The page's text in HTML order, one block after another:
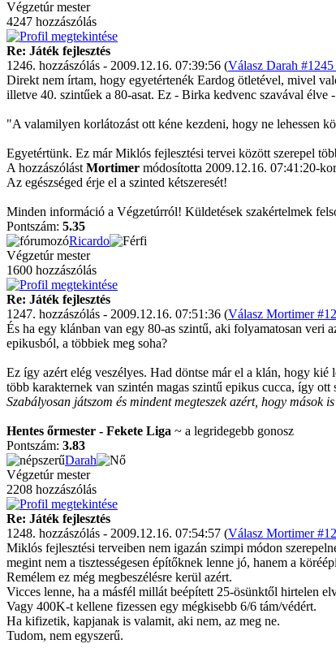
Végzetúr mester
4247 hozzászólás
Re: Játék fejlesztés
1246. hozzászólás - 2009.12.16. 07:39:56 (Válasz Darah #1245
Direkt nem írtam, hogy egyetértenék Eardog ötletével, mivel
illetve 40. szintűek a 80-asat. Ez - Birka kedvenc szavával élve
"A valamilyen korlátozást ott kéne kezdeni, hogy ne lehessen
Egyetértünk. Ez már Miklós fejlesztési tervei között szerepel
A hozzászólást Mortimer módosította 2009.12.16. 07:41:20-kor
Az egészséged érje el a szinted kétszeresét!
Minden információ a Végzetúrról! Küldetések szakértelmek
Pontszám: 5.35
Ricardo
Végzetúr mester
1600 hozzászólás
Re: Játék fejlesztés
1247. hozzászólás - 2009.12.16. 07:51:36 (Válasz Mortimer
És ha egy klánban van egy 80-as szintű, aki folyamatosan veri
epikusból, a többiek meg soha?
Ez így azért elég veszélyes. Had döntse már el a klán, hogy
több karakternek van szintén magas szintű epikus cucca, így ott
Szabályosan játszom és mindent megteszek azért, hogy mások
Hentes őrmester - Fekete Liga ~ a legridegebb gonosz
Pontszám: 3.83
Darah
Végzetúr mester
2208 hozzászólás
Re: Játék fejlesztés
1248. hozzászólás - 2009.12.16. 07:54:57 (Válasz Mortimer
Miklós fejlesztési terveiben nem igazán szimpi módon
megint nem a tisztességesen építőknek lenne jó, hanem a
Remélem ez még megbeszélésre kerül azért.
Vicces lenne, ha a másfél millát beépített 25-ösünktől hirtelen
Vagy 400K-t kellene fizessen egy mégkisebb 6/6 tám/védért.
Ha kifizetik, kapjanak is valamit, aki nem, az meg ne.
Tudom, nem egyszerű.